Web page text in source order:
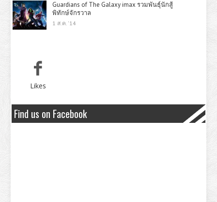
Guardians of The Galaxy imax รวมพันธุ์นักสู้
พิทักษ์จักรวาล
1 ส.ค. '14
Likes
Find us on Facebook